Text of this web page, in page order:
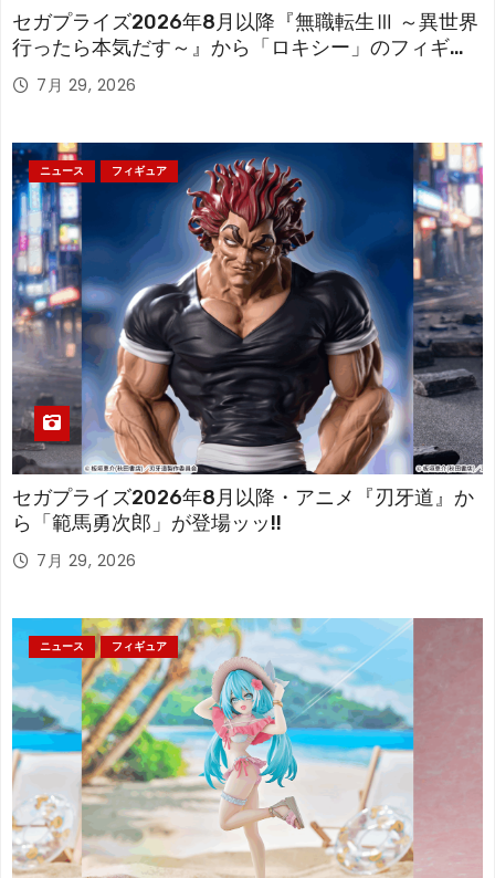
セガプライズ2026年8月以降『無職転生Ⅲ ～異世界
行ったら本気だす～』から「ロキシー」のフィギュ
アが登場！
7月 29, 2026
ニュース フィギュア
セガプライズ2026年8月以降・アニメ『刃牙道』か
ら「範馬勇次郎」が登場ッッ!!
7月 29, 2026
ニュース フィギュア